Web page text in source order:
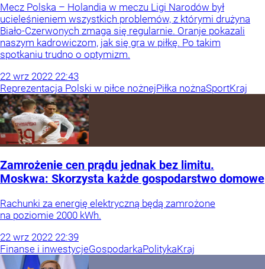
Mecz Polska – Holandia w meczu Ligi Narodów był
ucieleśnieniem wszystkich problemów, z którymi drużyna
Biało-Czerwonych zmaga się regularnie. Oranje pokazali
naszym kadrowiczom, jak się gra w piłkę. Po takim
spotkaniu trudno o optymizm.
22 wrz 2022 22:43
Reprezentacja Polski w piłce nożnejPiłka nożnaSportKraj
Zamrożenie cen prądu jednak bez limitu.
Moskwa: Skorzysta każde gospodarstwo domowe
Rachunki za energię elektryczną będą zamrożone
na poziomie 2000 kWh.
22 wrz 2022 22:39
Finanse i inwestycjeGospodarkaPolitykaKraj